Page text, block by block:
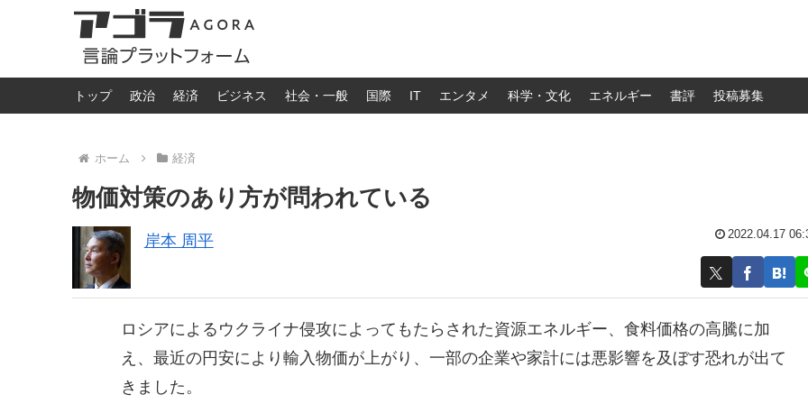
トップ 政治 経済 ビジネス 社会・一般 国際 IT エンタメ 科学・文化 エネルギー 書評 投稿募集
ホーム 経済
物価対策のあり方が問われている
岸本 周平 2022.04.17
ロシアによるウクライナ侵攻によってもたらされた資源エネルギー、食料価格の高騰に加
え、最近の円安により輸入物価が上がり、一部の企業や家計には悪影響を及ぼす恐れが出て
きました。